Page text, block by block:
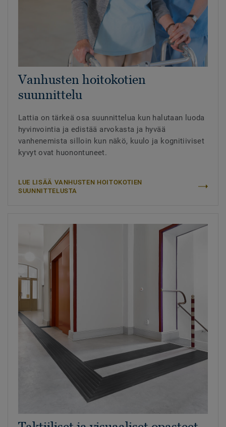
Vanhusten hoitokotien
suunnittelu
Lattia on tärkeä osa suunnittelua kun halutaan luoda
hyvinvointia ja edistää arvokasta ja hyvää
vanhenemista silloin kun näkö, kuulo ja kognitiiviset
kyvyt ovat huonontuneet.
LUE LISÄÄ VANHUSTEN HOITOKOTIEN
SUUNNITTELUSTA